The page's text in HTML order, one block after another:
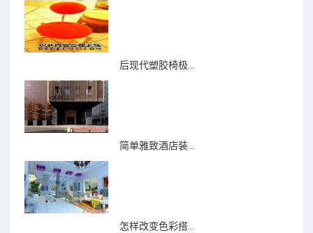
后现代塑胶椅极...
简单雅致酒店装...
怎样改变色彩搭...